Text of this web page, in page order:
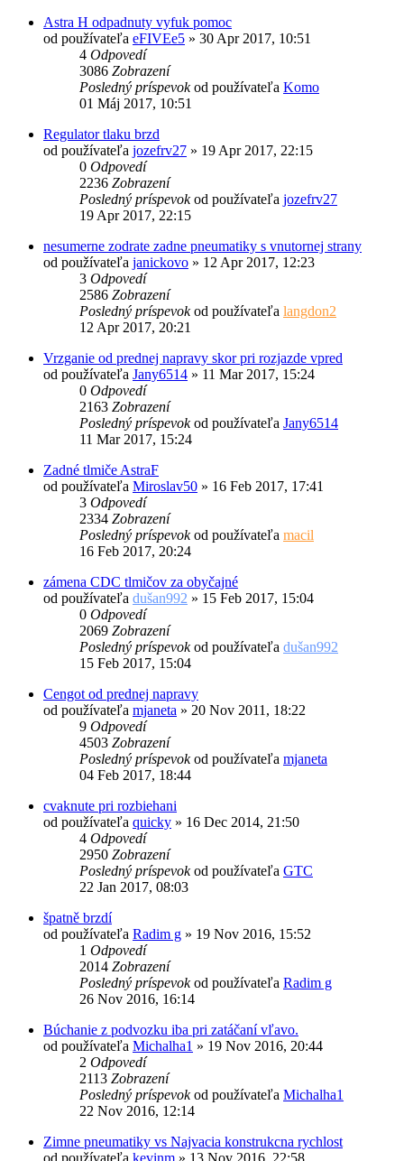
Astra H odpadnuty vyfuk pomoc
od používateľa eFIVEe5 » 30 Apr 2017, 10:51
4 Odpovedí
3086 Zobrazení
Posledný príspevokod používateľa Komo
01 Máj 2017, 10:51
Regulator tlaku brzd
od používateľa jozefrv27 » 19 Apr 2017, 22:15
0 Odpovedí
2236 Zobrazení
Posledný príspevokod používateľa jozefrv27
19 Apr 2017, 22:15
nesumerne zodrate zadne pneumatiky s vnutornej strany
od používateľa janickovo » 12 Apr 2017, 12:23
3 Odpovedí
2586 Zobrazení
Posledný príspevokod používateľa langdon2
12 Apr 2017, 20:21
Vrzganie od prednej napravy skor pri rozjazde vpred
od používateľa Jany6514 » 11 Mar 2017, 15:24
0 Odpovedí
2163 Zobrazení
Posledný príspevokod používateľa Jany6514
11 Mar 2017, 15:24
Zadné tlmiče AstraF
od používateľa Miroslav50 » 16 Feb 2017, 17:41
3 Odpovedí
2334 Zobrazení
Posledný príspevokod používateľa macil
16 Feb 2017, 20:24
zámena CDC tlmičov za obyčajné
od používateľa dušan992 » 15 Feb 2017, 15:04
0 Odpovedí
2069 Zobrazení
Posledný príspevokod používateľa dušan992
15 Feb 2017, 15:04
Cengot od prednej napravy
od používateľa mjaneta » 20 Nov 2011, 18:22
9 Odpovedí
4503 Zobrazení
Posledný príspevokod používateľa mjaneta
04 Feb 2017, 18:44
cvaknute pri rozbiehani
od používateľa quicky » 16 Dec 2014, 21:50
4 Odpovedí
2950 Zobrazení
Posledný príspevokod používateľa GTC
22 Jan 2017, 08:03
špatně brzdí
od používateľa Radim g » 19 Nov 2016, 15:52
1 Odpovedí
2014 Zobrazení
Posledný príspevokod používateľa Radim g
26 Nov 2016, 16:14
Búchanie z podvozku iba pri zatáčaní vľavo.
od používateľa Michalha1 » 19 Nov 2016, 20:44
2 Odpovedí
2113 Zobrazení
Posledný príspevokod používateľa Michalha1
22 Nov 2016, 12:14
Zimne pneumatiky vs Najvacia konstrukcna rychlost
od používateľa kevinm » 13 Nov 2016, 22:58